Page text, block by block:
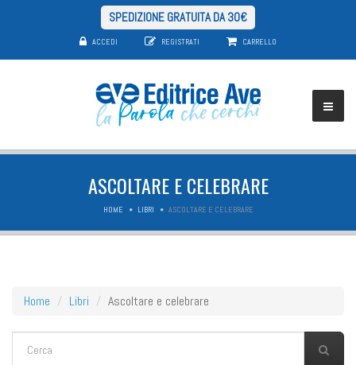
SPEDIZIONE GRATUITA DA 30€
ACCEDI REGISTRATI CARRELLO
ASCOLTARE E CELEBRARE
HOME LIBRI ASCOLTARE E CELEBRARE
Home Libri Ascoltare e celebrare
FORM DI RICERCA